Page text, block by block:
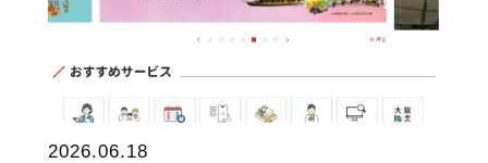
2026.06.18